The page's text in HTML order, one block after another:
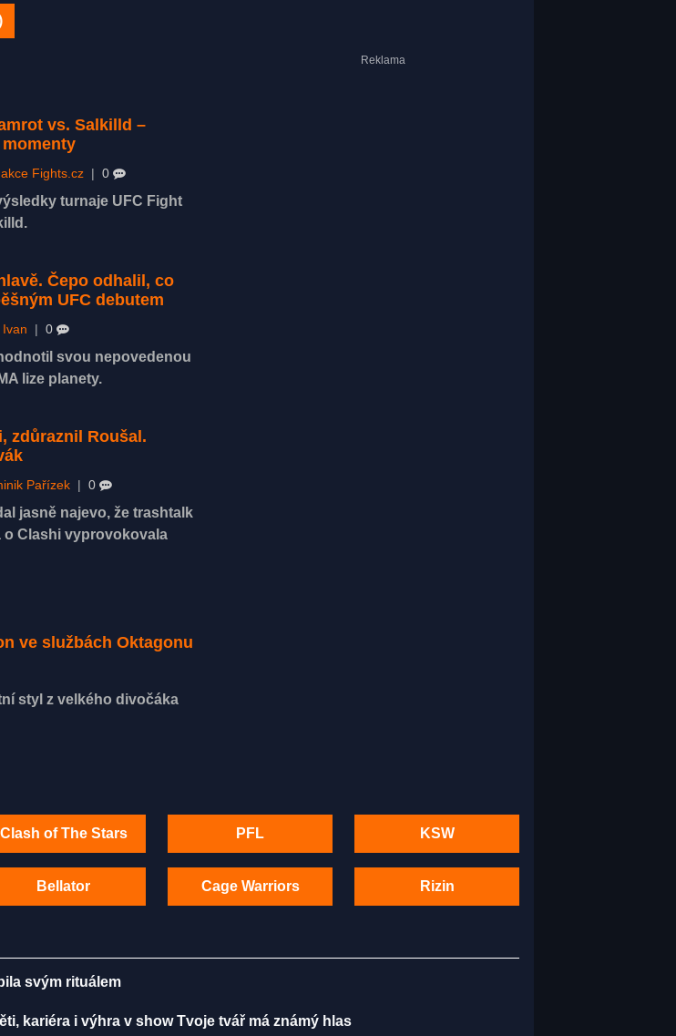
vs. Salkilld –
Fights.cz 0
turnaje UFC Fight
Čepo odhalil, co
UFC debutem
Ivan 0
svou nepovedenou
lize planety.
zdůraznil Roušal.
Pařízek 0
jasně najevo, že trashtalk
o Clashi vyprovokovala
ve službách Oktagonu
styl z velkého divočáka
Clash of The Stars PFL KSW
Bellator Cage Warriors Rizin
svým rituálem
kariéra i výhra v show Tvoje tvář má známý hlas